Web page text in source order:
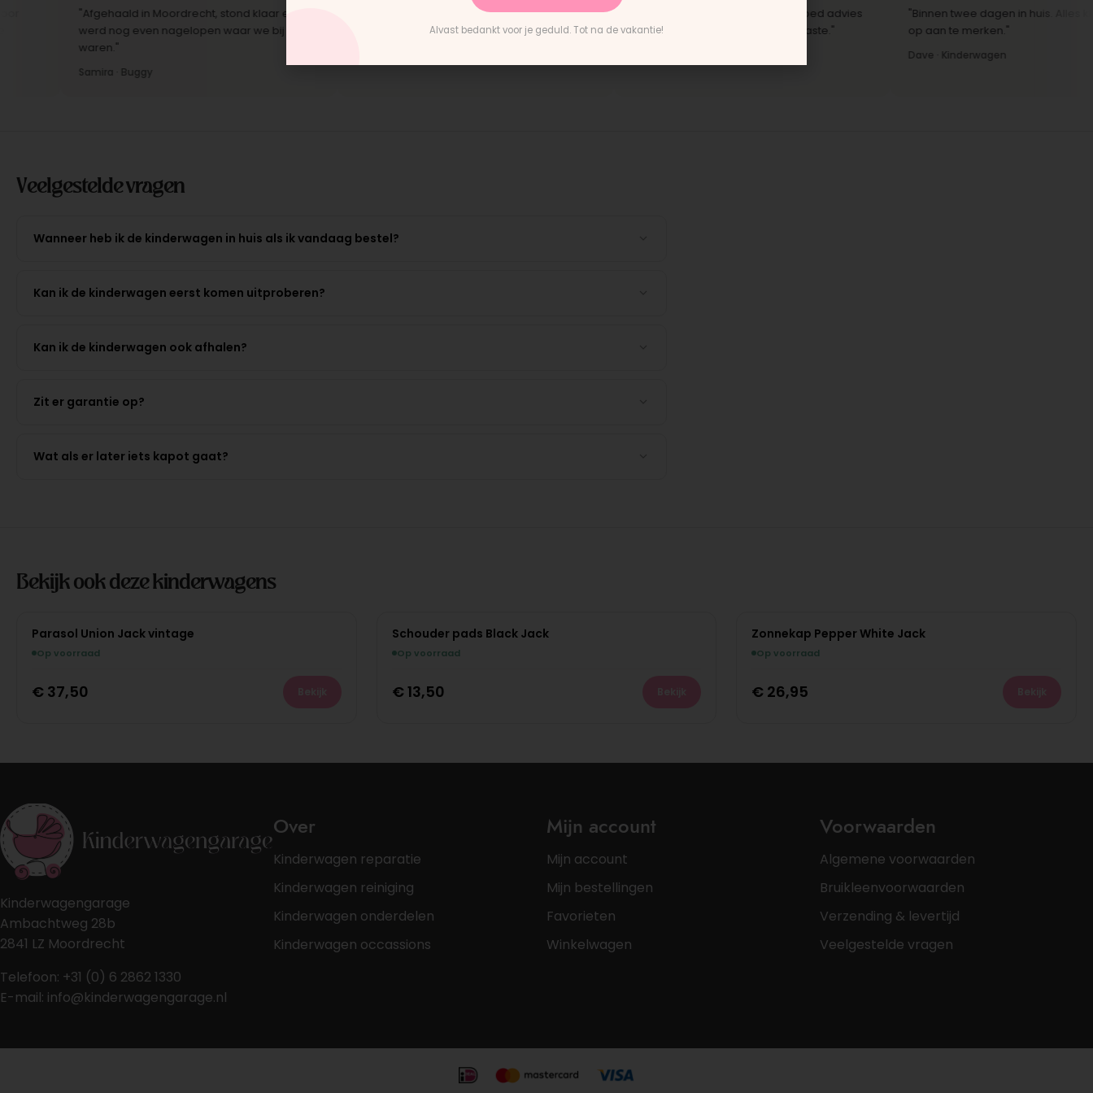
"Afgehaald in Moordrecht, stond klaar en
werd nog even nagelopen waar we bij
waren."
Samira · Buggy
"Scherpe prijs en persoonlijke service. Veel
fijner dan bij een grote webwinkel."
"De buggy rijdt heerlijk soepel. Goed advies
gehad over welk model bij ons paste."
"Binnen twee dagen in huis. Alles
op aan te merken."
Dave · Kinderwagen
Veelgestelde vragen
Wanneer heb ik de kinderwagen in huis als ik vandaag bestel?
Kan ik de kinderwagen eerst komen uitproberen?
Kan ik de kinderwagen ook afhalen?
Zit er garantie op?
Wat als er later iets kapot gaat?
Bekijk ook deze kinderwagens
Parasol Union Jack vintage
Op voorraad
€ 37,50
Schouder pads Black Jack
Op voorraad
€ 13,50
Zonnekap Pepper White Jack
Op voorraad
€ 26,95
Kinderwagengarage
Ambachtweg 28b
2841 LZ Moordrecht
Telefoon: +31 (0) 6 2862 1330
E-mail: info@kinderwagengarage.nl
Over
Kinderwagen reparatie
Kinderwagen reiniging
Kinderwagen onderdelen
Kinderwagen occassions
Mijn account
Mijn account
Mijn bestellingen
Favorieten
Winkelwagen
Voorwaarden
Algemene voorwaarden
Bruikleenvoorwaarden
Verzending & levertijd
Veelgestelde vragen
Alvast bedankt voor je geduld. Tot na de vakantie!